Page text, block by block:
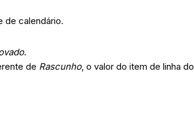
de calendário.
.
de Rascunho, o valor do item de linha